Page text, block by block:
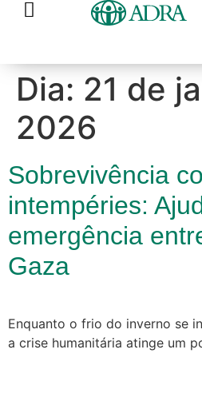
Dia: 21 de
2026
Sobrevivência
intempéries:
emergência
Gaza
Enquanto o frio do inverno se
a crise humanitária atinge um